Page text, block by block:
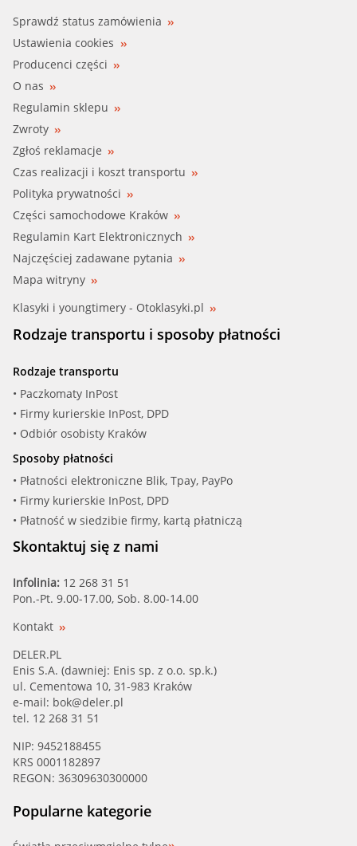
Sprawdź status zamówienia
Ustawienia cookies
Producenci części
O nas
Regulamin sklepu
Zwroty
Zgłoś reklamacje
Czas realizacji i koszt transportu
Polityka prywatności
Części samochodowe Kraków
Regulamin Kart Elektronicznych
Najczęściej zadawane pytania
Mapa witryny
Klasyki i youngtimery - Otoklasyki.pl
Rodzaje transportu i sposoby płatności
Rodzaje transportu
• Paczkomaty InPost
• Firmy kurierskie InPost, DPD
• Odbiór osobisty Kraków
Sposoby płatności
• Płatności elektroniczne Blik, Tpay, PayPo
• Firmy kurierskie InPost, DPD
• Płatność w siedzibie firmy, kartą płatniczą
Skontaktuj się z nami
Infolinia: 12 268 31 51
Pon.-Pt. 9.00-17.00, Sob. 8.00-14.00
Kontakt
DELER.PL
Enis S.A. (dawniej: Enis sp. z o.o. sp.k.)
ul. Cementowa 10, 31-983 Kraków
e-mail: bok@deler.pl
tel. 12 268 31 51
NIP: 9452188455
KRS 0001182897
REGON: 36309630300000
Popularne kategorie